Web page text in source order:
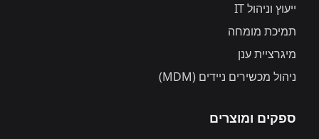
ייעוץ וניהול IT
תמיכת מומחה
מיגרציית ענן
ניהול מכשירים ניידים (MDM)
ספקים ומוצרים